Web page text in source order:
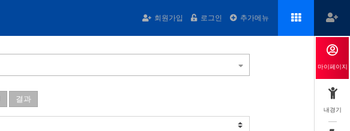
회원가입 로그인 추가메뉴
결과
마이페이지
내경기